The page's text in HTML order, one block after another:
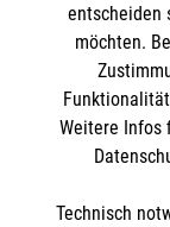
des Malteser
an über 25
erfolgreich
entscheiden
möchten.
Weitere Infos
Technisch